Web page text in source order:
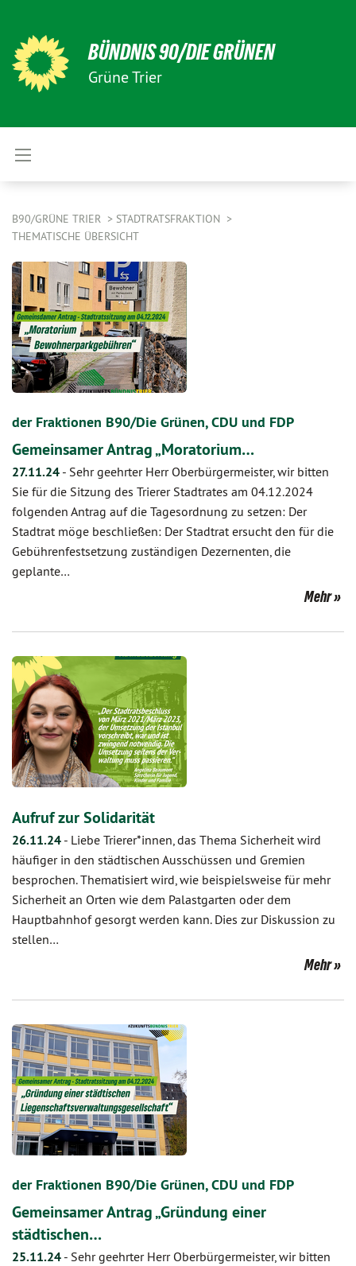
BÜNDNIS 90/DIE GRÜNEN
Grüne Trier
B90/GRÜNE TRIER
STADTRATSFRAKTION
THEMATISCHE ÜBERSICHT
der Fraktionen B90/Die Grünen, CDU und FDP
Gemeinsamer Antrag „Moratorium…
27.11.24 - Sehr geehrter Herr Oberbürgermeister, wir bitten
Sie für die Sitzung des Trierer Stadtrates am 04.12.2024
folgenden Antrag auf die Tagesordnung zu setzen: Der
Stadtrat möge beschließen: Der Stadtrat ersucht den für die
Gebührenfestsetzung zuständigen Dezernenten, die
geplante…
Mehr
Aufruf zur Solidarität
26.11.24 - Liebe Trierer*innen, das Thema Sicherheit wird
häufiger in den städtischen Ausschüssen und Gremien
besprochen. Thematisiert wird, wie beispielsweise für mehr
Sicherheit an Orten wie dem Palastgarten oder dem
Hauptbahnhof gesorgt werden kann. Dies zur Diskussion zu
stellen…
Mehr
der Fraktionen B90/Die Grünen, CDU und FDP
Gemeinsamer Antrag „Gründung einer
städtischen…
25.11.24 - Sehr geehrter Herr Oberbürgermeister, wir bitten